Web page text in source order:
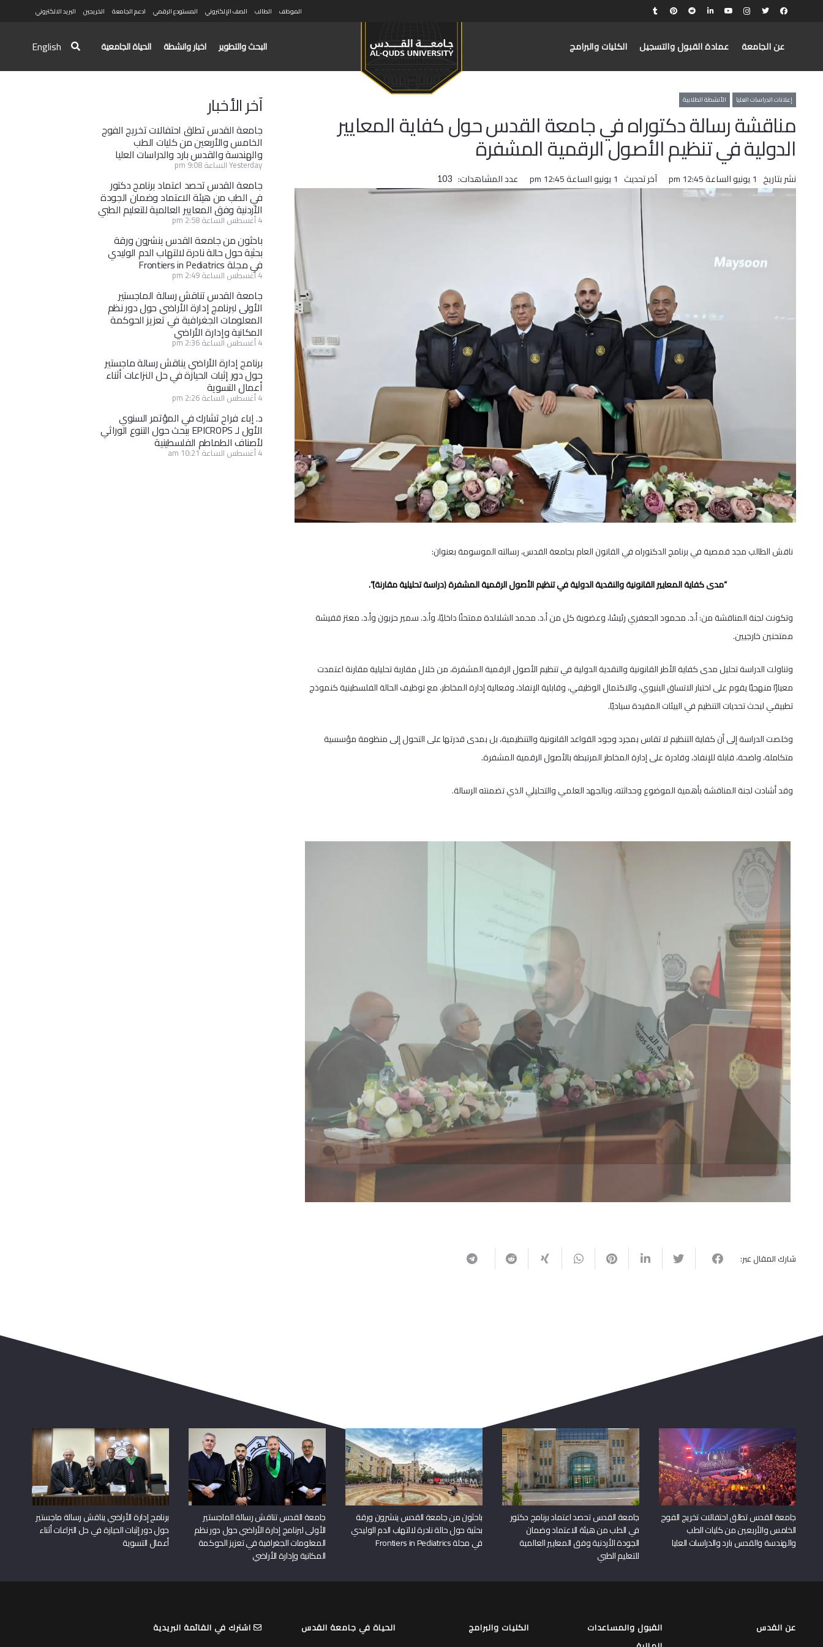
الموظف الطالب الصف الإلكتروني المستودع الرقمي ادعم الجامعة الخريجين البريد الالكتروني
عن الجامعة عمادة القبول والتسجيل الكليات والبرامج البحث والتطوير اخبار وانشطة الحياة الجامعية English
إعلانات الدراسات العليا الأنشطة الطلابية
مناقشة رسالة دكتوراه في جامعة القدس حول كفاية المعايير
الدولية في تنظيم الأصول الرقمية المشفرة
نشر بتاريخ 1 يونيو الساعة 12:45 pm آخر تحديث 1 يونيو الساعة 12:45 pm عدد المشاهدات: 103
ناقش الطالب مجد قمصية في برنامج الدكتوراه في القانون العام بجامعة القدس، رسالته الموسومة بعنوان:
“مدى كفاية المعايير القانونية والنقدية الدولية في تنظيم الأصول الرقمية المشفرة (دراسة تحليلية مقارنة)”.
وتكونت لجنة المناقشة من: أ.د. محمود الجعفري رئيسًا، وعضوية كل من أ.د. محمد الشلالدة ممتحنًا داخليًا، وأ.د. سمير حزبون وأ.د. معتز قفيشة
ممتحنين خارجيين.
وتناولت الدراسة تحليل مدى كفاية الأطر القانونية والنقدية الدولية في تنظيم الأصول الرقمية المشفرة، من خلال مقاربة تحليلية مقارنة اعتمدت
معيارًا منهجيًا يقوم على اختبار الاتساق البنيوي، والاكتمال الوظيفي، وقابلية الإنفاذ، وفعالية إدارة المخاطر، مع توظيف الحالة الفلسطينية كنموذج
تطبيقي لبحث تحديات التنظيم في البيئات المقيدة سياديًا.
وخلصت الدراسة إلى أن كفاية التنظيم لا تقاس بمجرد وجود القواعد القانونية والتنظيمية، بل بمدى قدرتها على التحول إلى منظومة مؤسسية
متكاملة، واضحة، قابلة للإنفاذ، وقادرة على إدارة المخاطر المرتبطة بالأصول الرقمية المشفرة.
وقد أشادت لجنة المناقشة بأهمية الموضوع وحداثته، وبالجهد العلمي والتحليلي الذي تضمنته الرسالة.
آخر الأخبار
جامعة القدس تطلق احتفالات تخريج الفوج
الخامس والأربعين من كليات الطب
والهندسة والقدس بارد والدراسات العليا
Yesterday الساعة 9:08 pm
جامعة القدس تحصد اعتماد برنامج دكتور
في الطب من هيئة الاعتماد وضمان الجودة
الأردنية وفق المعايير العالمية للتعليم الطبي
4 أغسطس الساعة 2:58 pm
باحثون من جامعة القدس ينشرون ورقة
بحثية حول حالة نادرة لالتهاب الدم الوليدي
في مجلة Frontiers in Pediatrics
4 أغسطس الساعة 2:49 pm
جامعة القدس تناقش رسالة الماجستير
الأولى لبرنامج إدارة الأراضي حول دور نظم
المعلومات الجغرافية في تعزيز الحوكمة
المكانية وإدارة الأراضي
4 أغسطس الساعة 2:36 pm
برنامج إدارة الأراضي يناقش رسالة ماجستير
حول دور إثبات الحيازة في حل النزاعات أثناء
أعمال التسوية
4 أغسطس الساعة 2:26 pm
د. إباء فراح تشارك في المؤتمر السنوي
الأول لـ EPICROPS ببحث حول التنوع الوراثي
لأصناف الطماطم الفلسطينية
4 أغسطس الساعة 10:21 am
جامعة القدس تطلق احتفالات تخريج الفوج
الخامس والأربعين من كليات الطب
والهندسة والقدس بارد والدراسات العليا
جامعة القدس تحصد اعتماد برنامج دكتور
في الطب من هيئة الاعتماد وضمان
الجودة الأردنية وفق المعايير العالمية
للتعليم الطبي
باحثون من جامعة القدس ينشرون ورقة
بحثية حول حالة نادرة لالتهاب الدم الوليدي
في مجلة Frontiers in Pediatrics
جامعة القدس تناقش رسالة الماجستير
الأولى لبرنامج إدارة الأراضي حول دور نظم
المعلومات الجغرافية في تعزيز الحوكمة
المكانية وإدارة الأراضي
برنامج إدارة الأراضي يناقش رسالة ماجستير
حول دور إثبات الحيازة في حل النزاعات أثناء
أعمال التسوية
المالية